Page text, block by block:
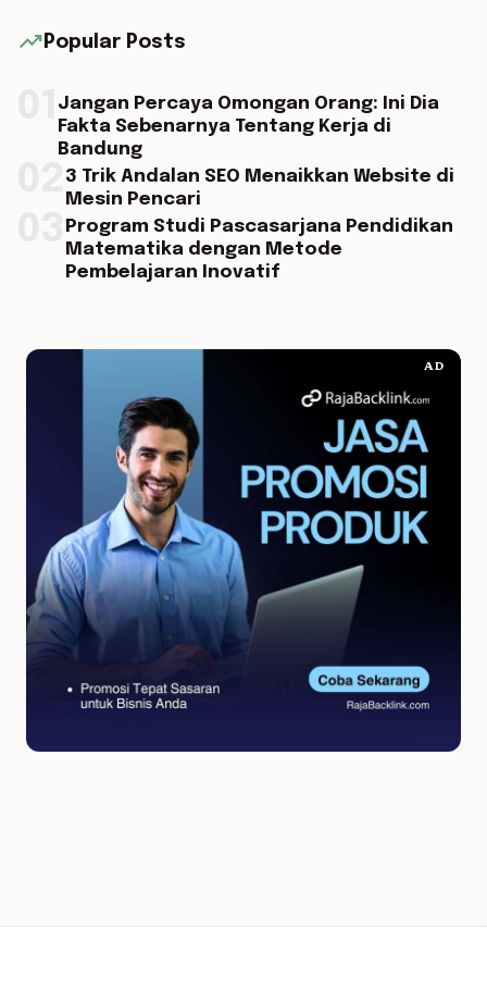
trending_up Popular Posts
Jangan Percaya Omongan Orang: Ini Dia
Fakta Sebenarnya Tentang Kerja di
Bandung
3 Trik Andalan SEO Menaikkan Website di
Mesin Pencari
Program Studi Pascasarjana Pendidikan
Matematika dengan Metode
Pembelajaran Inovatif
AD